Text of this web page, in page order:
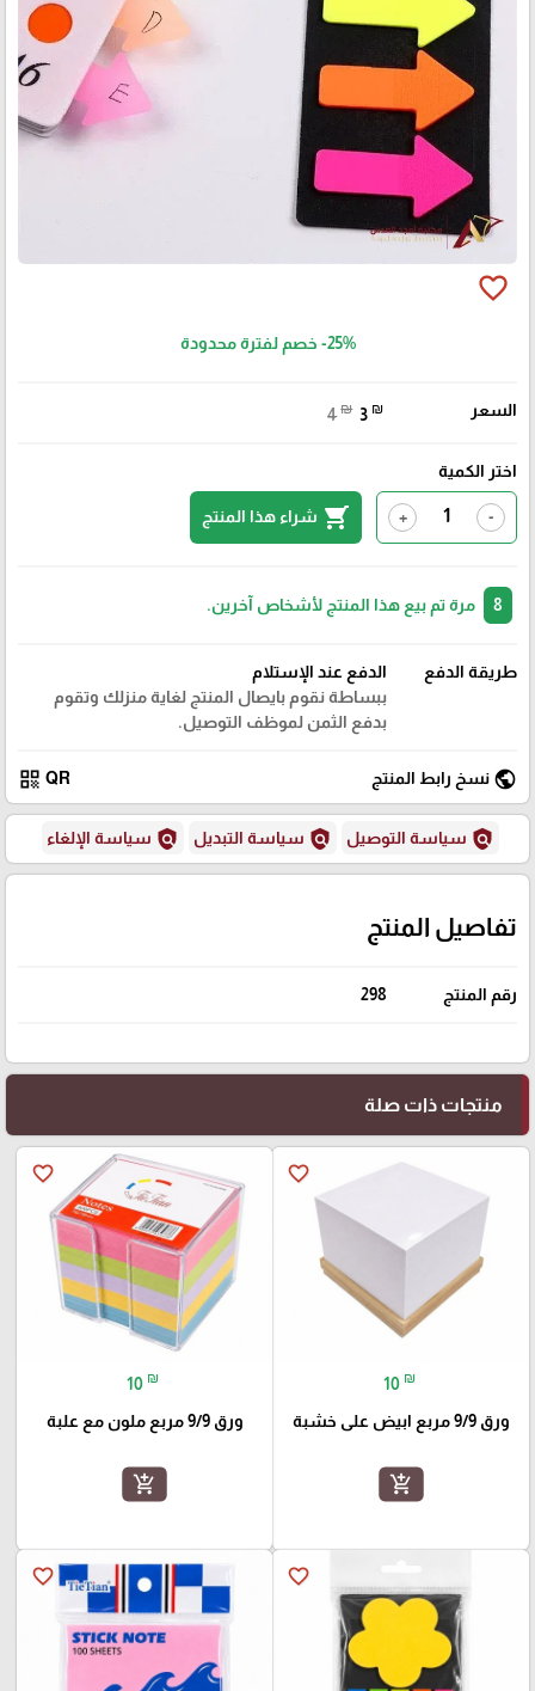
favorite_border
-25% خصم لفترة محدودة
السعر 4 ₪ 3 ₪
اختر الكمية
-
+
shopping_cart شراء هذا المنتج
مرة تم بيع هذا المنتج لأشخاص آخرين.
طريقة الدفع
الدفع عند الإستلام
ببساطة نقوم بايصال المنتج لغاية منزلك وتقوم
بدفع الثمن لموظف التوصيل.
public نسخ رابط المنتج QR
qr_code
policy سياسة التوصيل policy سياسة التبديل policy سياسة الإلغاء
تفاصيل المنتج
رقم المنتج 298
منتجات ذات صلة
favorite_border
10 ₪
ورق 9/9 مربع ابيض على خشبة
add_shopping_cart
favorite_border
10 ₪
ورق 9/9 مربع ملون مع علبة
add_shopping_cart
favorite_border
favorite_border